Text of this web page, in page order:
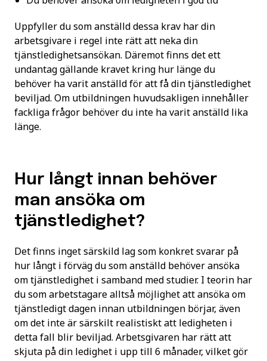
Uppfyller du som anställd dessa krav har din
arbetsgivare i regel inte rätt att neka din
tjänstledighetsansökan. Däremot finns det ett
undantag gällande kravet kring hur länge du
behöver ha varit anställd för att få din tjänstledighet
beviljad. Om utbildningen huvudsakligen innehåller
fackliga frågor behöver du inte ha varit anställd lika
länge.
Hur långt innan behöver
man ansöka om
tjänstledighet?
Det finns inget särskild lag som konkret svarar på
hur långt i förväg du som anställd behöver ansöka
om tjänstledighet i samband med studier. I teorin har
du som arbetstagare alltså möjlighet att ansöka om
tjänstledigt dagen innan utbildningen börjar, även
om det inte är särskilt realistiskt att ledigheten i
detta fall blir beviljad. Arbetsgivaren har rätt att
skjuta på din ledighet i upp till 6 månader, vilket gör